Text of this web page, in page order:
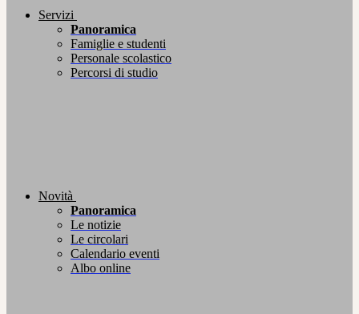
Servizi
Panoramica
Famiglie e studenti
Personale scolastico
Percorsi di studio
Novità
Panoramica
Le notizie
Le circolari
Calendario eventi
Albo online